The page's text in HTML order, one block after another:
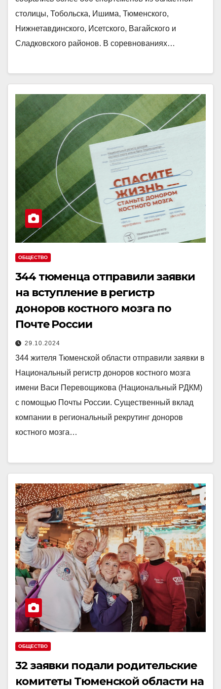
столицы, Тобольска, Ишима, Тюменского,
Нижнетавдинского, Исетского, Вагайского и
Сладковского районов. В соревнованиях…
ОБЩЕСТВО
344 тюменца отправили заявки
на вступление в регистр
доноров костного мозга по
Почте России
29.10.2024
344 жителя Тюменской области отправили заявки в
Национальный регистр доноров костного мозга
имени Васи Перевощикова (Национальный РДКМ)
с помощью Почты России. Существенный вклад
компании в региональный рекрутинг доноров
костного мозга…
ОБЩЕСТВО
32 заявки подали родительские
комитеты Тюменской области на